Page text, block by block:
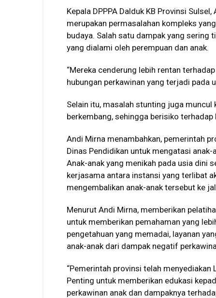
Kepala DPPPA Dalduk KB Provinsi
merupakan permasalahan kompleks
budaya. Salah satu dampak yang sering
yang dialami oleh perempuan dan anak.
“Mereka cenderung lebih rentan
hubungan perkawinan yang terjadi pada
Selain itu, masalah stunting juga muncul
berkembang, sehingga berisiko
Andi Mirna menambahkan, pemerintah
Dinas Pendidikan untuk mengatasi
Anak-anak yang menikah pada usia dini
kerjasama antara instansi yang terlibat
mengembalikan anak-anak tersebut ke
Menurut Andi Mirna, memberikan
untuk memberikan pemahaman yang
pengetahuan yang memadai, layanan
anak-anak dari dampak negatif
“Pemerintah provinsi telah menyediakan
Penting untuk memberikan edukasi
perkawinan anak dan dampaknya